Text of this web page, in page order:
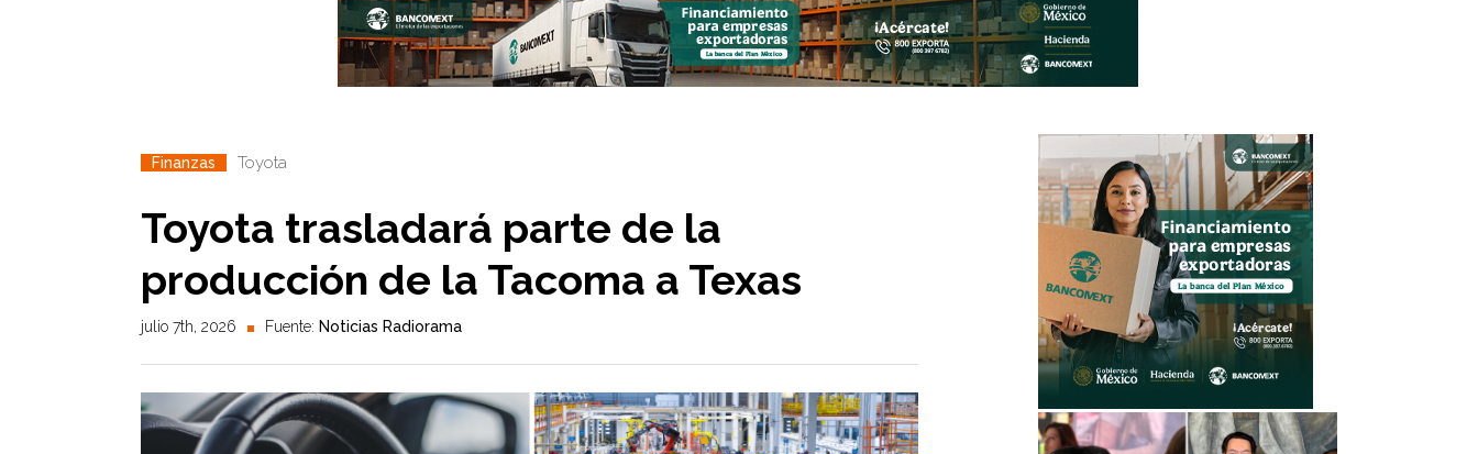
Finanzas Toyota
Toyota trasladará parte de la
producción de la Tacoma a Texas
julio 7th, 2026 Fuente: Noticias Radiorama